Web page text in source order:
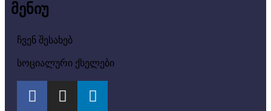
მენიუ
ჩვენ შესახებ
სოციალური ქსელები